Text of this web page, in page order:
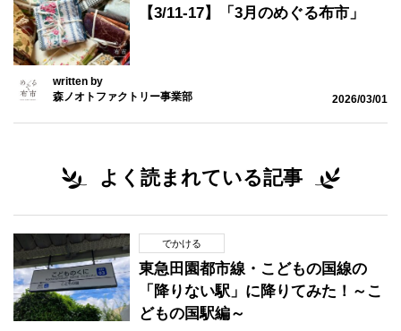
【3/11-17】「3月のめぐる布市」
written by
森ノオトファクトリー事業部
2026/03/01
よく読まれている記事
でかける
東急田園都市線・こどもの国線の
「降りない駅」に降りてみた！～こ
どもの国駅編～